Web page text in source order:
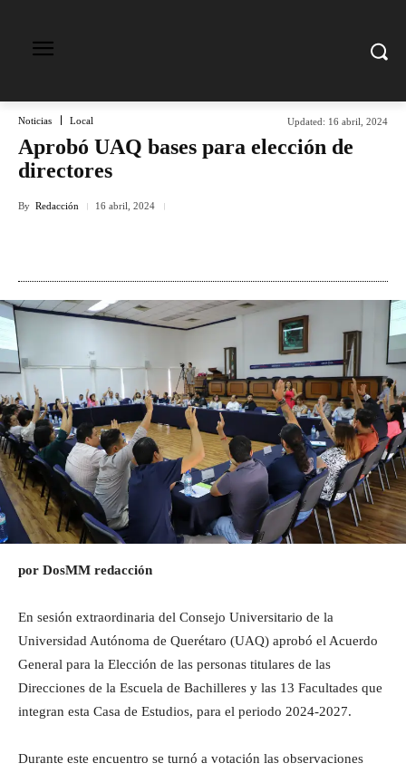
Noticias Local Updated: 16 abril, 2024
Aprobó UAQ bases para elección de
directores
By Redacción 16 abril, 2024
por DosMM redacción
En sesión extraordinaria del Consejo Universitario de la
Universidad Autónoma de Querétaro (UAQ) aprobó el Acuerdo
General para la Elección de las personas titulares de las
Direcciones de la Escuela de Bachilleres y las 13 Facultades que
integran esta Casa de Estudios, para el periodo 2024-2027.
Durante este encuentro se turnó a votación las observaciones